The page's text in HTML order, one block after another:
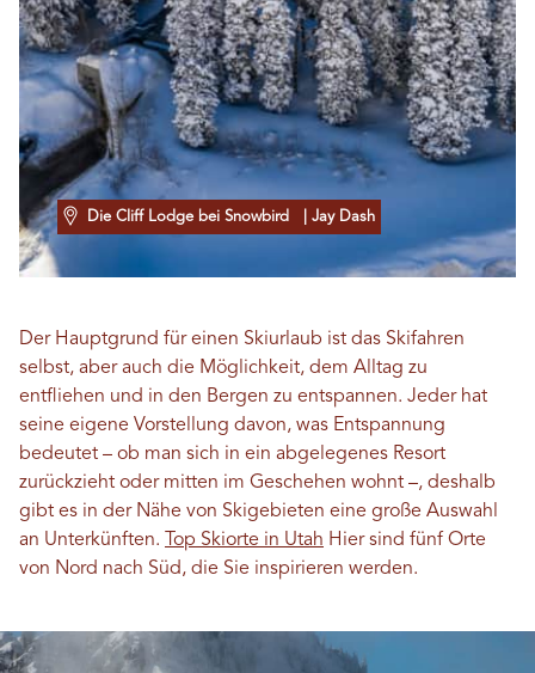
Die Cliff Lodge bei Snowbird | Jay Dash
Der Hauptgrund für einen Skiurlaub ist das Skifahren
selbst, aber auch die Möglichkeit, dem Alltag zu
entfliehen und in den Bergen zu entspannen. Jeder hat
seine eigene Vorstellung davon, was Entspannung
bedeutet – ob man sich in ein abgelegenes Resort
zurückzieht oder mitten im Geschehen wohnt –, deshalb
gibt es in der Nähe von Skigebieten eine große Auswahl
an Unterkünften.
Top Skiorte in Utah Hier sind fünf Orte
von Nord nach Süd, die Sie inspirieren werden.